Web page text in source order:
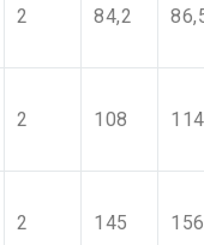
2 84,2
2 108 114
2 145 156